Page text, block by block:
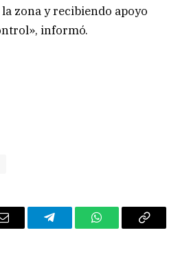
zona y recibiendo apoyo
informó.
Email TelegramWhatsAppCopy